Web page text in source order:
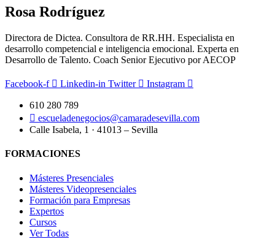
Rosa Rodríguez
Directora de Dictea. Consultora de RR.HH. Especialista en
desarrollo competencial e inteligencia emocional. Experta en
Desarrollo de Talento. Coach Senior Ejecutivo por AECOP
Facebook-f Linkedin-in Twitter Instagram
610 280 789
escueladenegocios@camaradesevilla.com
Calle Isabela, 1 · 41013 – Sevilla
FORMACIONES
Másteres Presenciales
Másteres Videopresenciales
Formación para Empresas
Expertos
Cursos
Ver Todas